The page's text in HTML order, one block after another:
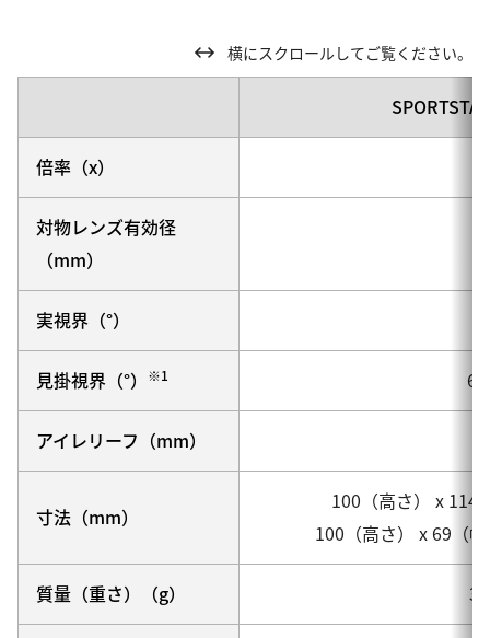
横にスクロールしてご覧ください。
倍率（x）
対物レンズ有効径
（mm）
実視界（°）
見掛視界（°） ※1
アイレリーフ（mm）
寸法（mm）
100（高さ） x 114
100（高さ） x 69（
質量（重さ）（g）